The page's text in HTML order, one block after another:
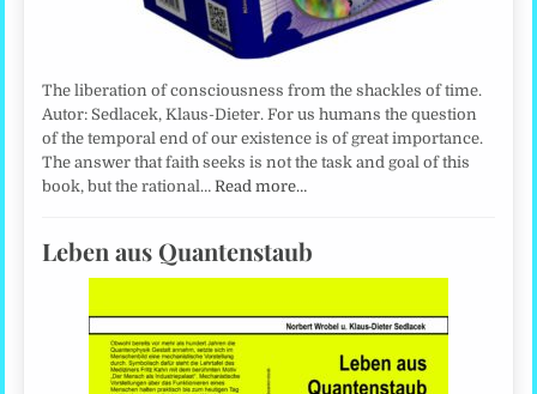
The liberation of consciousness from the shackles of time.
Autor: Sedlacek, Klaus-Dieter. For us humans the question
of the temporal end of our existence is of great importance.
The answer that faith seeks is not the task and goal of this
book, but the rational…Read more…
Leben aus Quantenstaub